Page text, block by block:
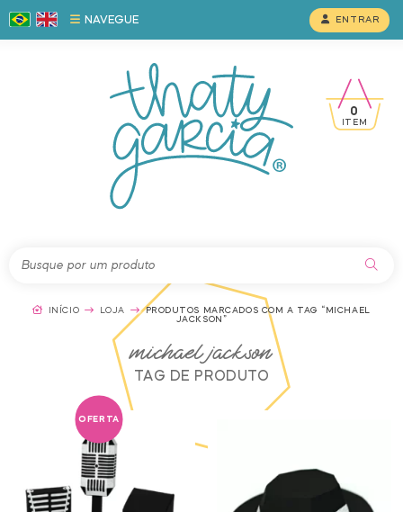
NAVEGUE ENTRAR
0
ITEM
INÍCIO LOJA
PRODUTOS MARCADOS COM A TAG “MICHAEL
JACKSON”
michael jackson
TAG DE PRODUTO
OFERTA